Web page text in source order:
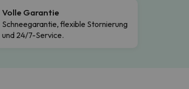
Volle Garantie
Schneegarantie, flexible Stornierung
und 24/7-Service.